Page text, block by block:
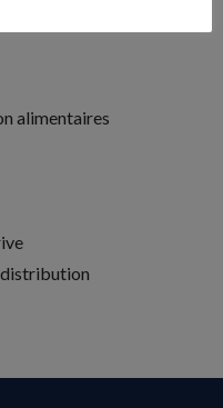
alimentaires
distribution